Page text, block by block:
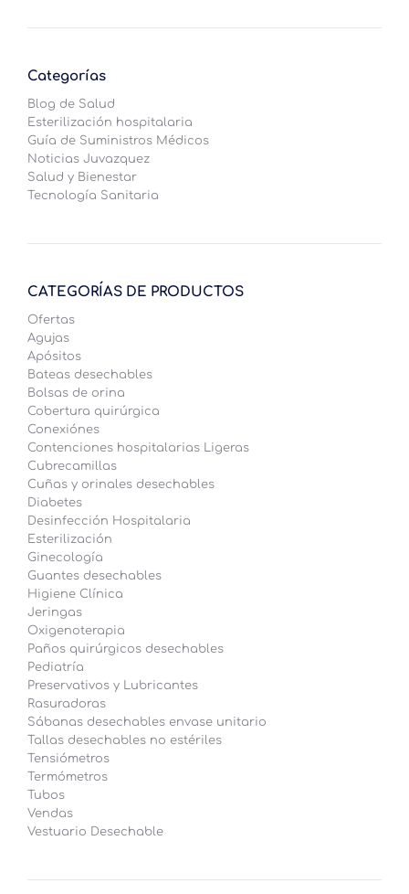
Categorías
Blog de Salud
Esterilización hospitalaria
Guía de Suministros Médicos
Noticias Juvazquez
Salud y Bienestar
Tecnología Sanitaria
CATEGORÍAS DE PRODUCTOS
Ofertas
Agujas
Apósitos
Bateas desechables
Bolsas de orina
Cobertura quirúrgica
Conexiónes
Contenciones hospitalarias Ligeras
Cubrecamillas
Cuñas y orinales desechables
Diabetes
Desinfección Hospitalaria
Esterilización
Ginecología
Guantes desechables
Higiene Clínica
Jeringas
Oxigenoterapia
Paños quirúrgicos desechables
Pediatría
Preservativos y Lubricantes
Rasuradoras
Sábanas desechables envase unitario
Tallas desechables no estériles
Tensiómetros
Termómetros
Tubos
Vendas
Vestuario Desechable